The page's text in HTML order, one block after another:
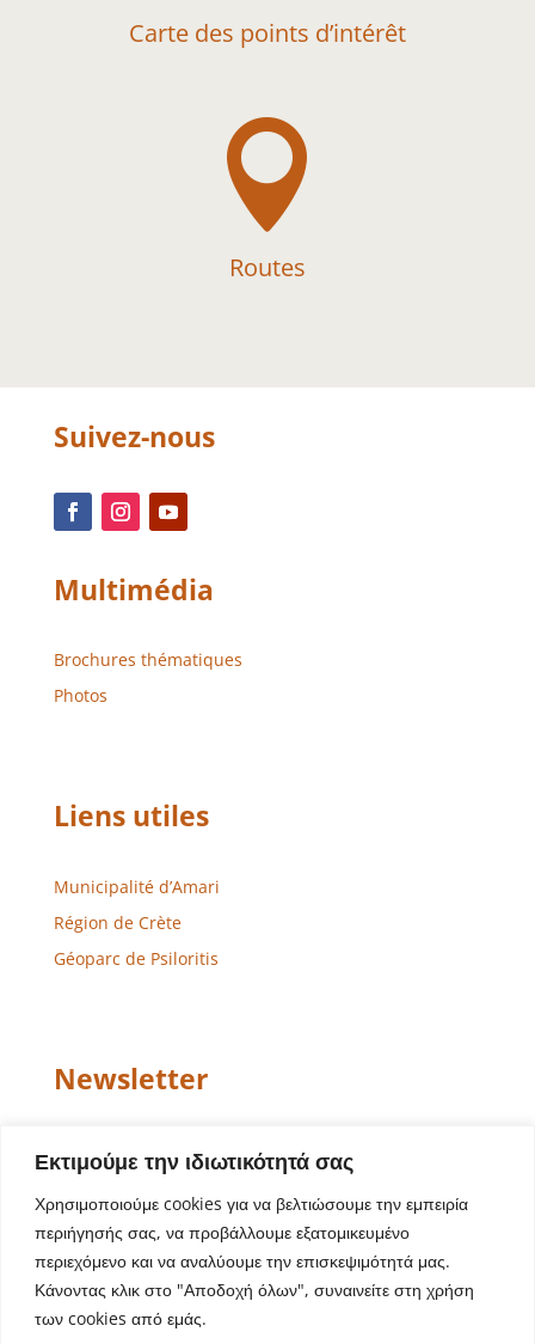
Εκτιμούμε την ιδιωτικότητά σας
Χρησιμοποιούμε cookies για να βελτιώσουμε την εμπειρία
περιήγησής σας, να προβάλλουμε εξατομικευμένο
περιεχόμενο και να αναλύουμε την επισκεψιμότητά μας.
Κάνοντας κλικ στο "Αποδοχή όλων", συναινείτε στη χρήση
των cookies από εμάς.
Carte des points d’intérêt

Routes
Suivez-nous
Multimédia
Brochures thématiques
Photos
Liens utiles
Municipalité d’Amari
Région de Crète
Géoparc de Psiloritis
Newsletter